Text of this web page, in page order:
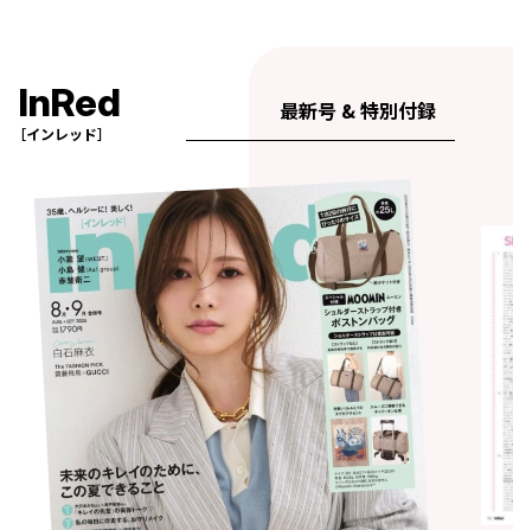
InRed
［インレッド］
最新号 & 特別付録